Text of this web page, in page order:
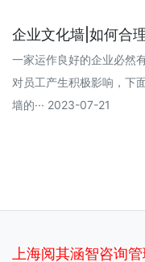
企业文化墙|如何合
一家运作良好的企业必然
对员工产生积极影响，下
墙的··· 2023-07-21
上海阅其涵智咨询